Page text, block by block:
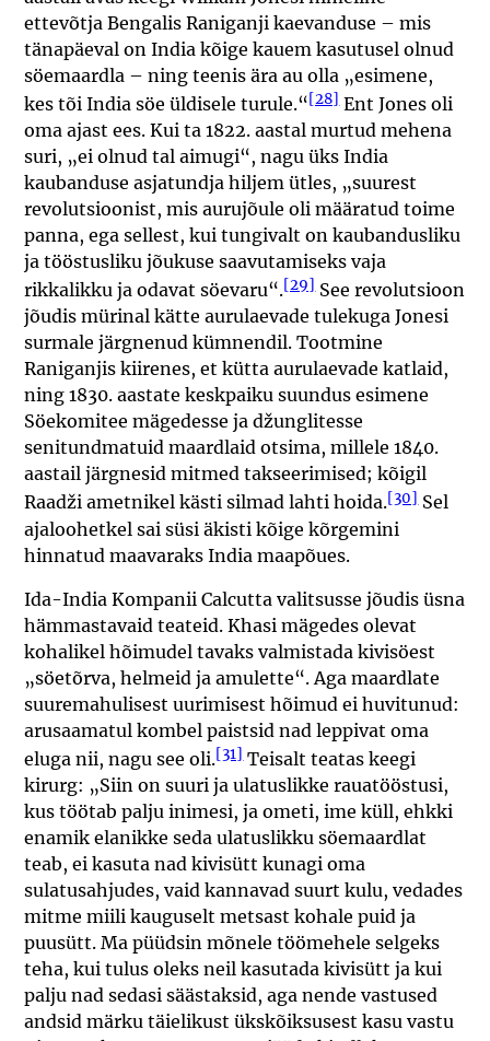
ettevõtja Bengalis Raniganji kaevanduse – mis
tänapäeval on India kõige kauem kasutusel olnud
söemaardla – ning teenis ära au olla „esimene,
kes tõi India söe üldisele turule.“[28]Ent Jones oli
oma ajast ees. Kui ta 1822. aastal murtud mehena
suri, „ei olnud tal aimugi“, nagu üks India
kaubanduse asjatundja hiljem ütles, „suurest
revolutsioonist, mis aurujõule oli määratud toime
panna, ega sellest, kui tungivalt on kaubandusliku
ja tööstusliku jõukuse saavutamiseks vaja
rikkalikku ja odavat söevaru“.[29]See revolutsioon
jõudis mürinal kätte aurulaevade tulekuga Jonesi
surmale järgnenud kümnendil. Tootmine
Raniganjis kiirenes, et kütta aurulaevade katlaid,
ning 1830. aastate keskpaiku suundus esimene
Söekomitee mägedesse ja džunglitesse
senitundmatuid maardlaid otsima, millele 1840.
aastail järgnesid mitmed takseerimised; kõigil
Raadži ametnikel kästi silmad lahti hoida.[30]Sel
ajaloohetkel sai süsi äkisti kõige kõrgemini
hinnatud maavaraks India maapõues.
Ida-India Kompanii Calcutta valitsusse jõudis üsna
hämmastavaid teateid. Khasi mägedes olevat
kohalikel hõimudel tavaks valmistada kivisöest
„söetõrva, helmeid ja amulette“. Aga maardlate
suuremahulisest uurimisest hõimud ei huvitunud:
arusaamatul kombel paistsid nad leppivat oma
eluga nii, nagu see oli.[31]Teisalt teatas keegi
kirurg: „Siin on suuri ja ulatuslikke rauatööstusi,
kus töötab palju inimesi, ja ometi, ime küll, ehkki
enamik elanikke seda ulatuslikku söemaardlat
teab, ei kasuta nad kivisütt kunagi oma
sulatusahjudes, vaid kannavad suurt kulu, vedades
mitme miili kauguselt metsast kohale puid ja
puusütt. Ma püüdsin mõnele töömehele selgeks
teha, kui tulus oleks neil kasutada kivisütt ja kui
palju nad sedasi säästaksid, aga nende vastused
andsid märku täielikust ükskõiksusest kasu vastu